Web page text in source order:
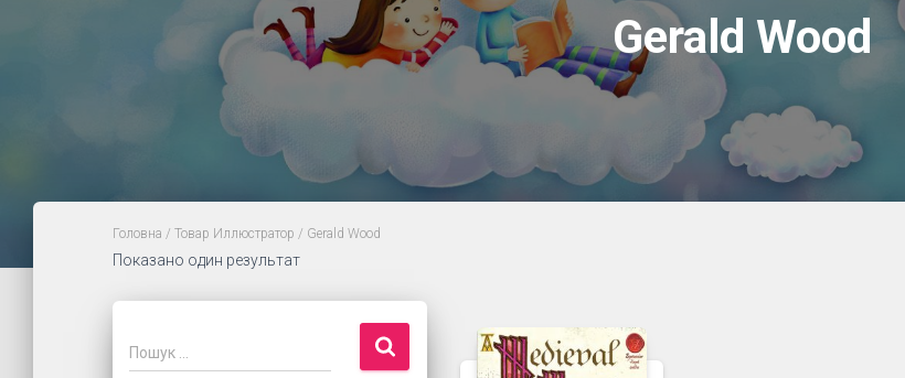
Gerald Wood
Головна / Товар Иллюстратор / Gerald Wood
Показано один результат
П
о
Пошук …